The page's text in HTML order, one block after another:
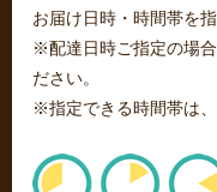
お届け日時・時間帯を
※配達日時ご指定の場
ださい。
※指定できる時間帯は、